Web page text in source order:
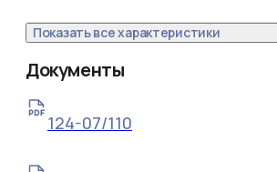
Показать все характеристики
Документы
124-07/110